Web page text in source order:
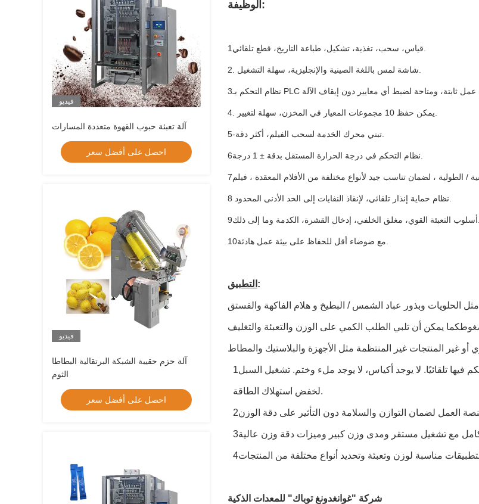
فيديو
آلة تعبئة حبوب القهوة متعددة المسارات
احصل على أفضل سعر
فيديو
آلة حزم حقيبة الشبكة البرتقالية البطاطا
الثوم
احصل على أفضل سعر
الوظيفة:
التطبيق :
الحلويات وبذور عباد الشمس / البطيخ و هلام الفاكهة والفستق
يمكن أن تلبي الطلب الكمي على الوزن والتعبئة والتغليف
1يتم التحكم في النظام بأكمله بالتنسيق مع تغذية المنتج التي يتم التحكم فيها تلقائيًا. لا يوجد أكياس، لا يوجد ملء وختم. تشغيل السبل
لخفض استهلاك الطاقة.
مناسبة لوزن وتعبئة وتحديد أنواع مختلفة من المنتجات
شركة "غوانغدونغ توباك" للمعدات الذكية